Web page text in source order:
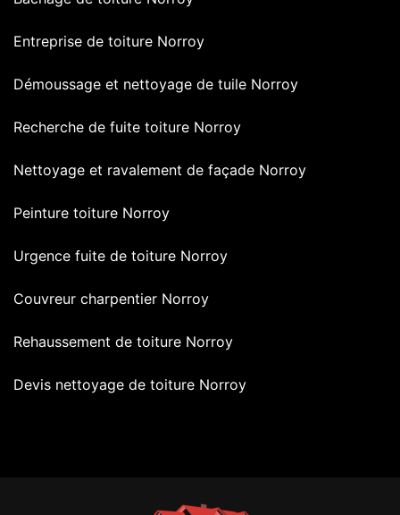
Entreprise de toiture Norroy
Démoussage et nettoyage de tuile Norroy
Recherche de fuite toiture Norroy
Nettoyage et ravalement de façade Norroy
Peinture toiture Norroy
Urgence fuite de toiture Norroy
Couvreur charpentier Norroy
Rehaussement de toiture Norroy
Devis nettoyage de toiture Norroy